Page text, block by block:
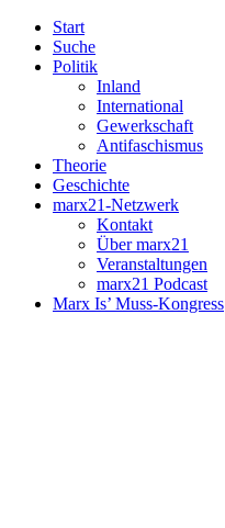
Start
Suche
Politik
Inland
International
Gewerkschaft
Antifaschismus
Theorie
Geschichte
marx21-Netzwerk
Kontakt
Über marx21
Veranstaltungen
marx21 Podcast
Marx Is’ Muss-Kongress